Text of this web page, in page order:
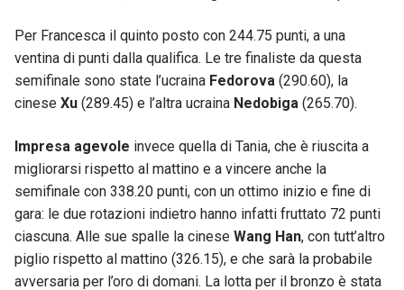
Per Francesca il quinto posto con 244.75 punti, a una
ventina di punti dalla qualifica. Le tre finaliste da questa
semifinale sono state l’ucraina Fedorova (290.60), la
cinese Xu (289.45) e l’altra ucraina Nedobiga (265.70).
Impresa agevole invece quella di Tania, che è riuscita a
migliorarsi rispetto al mattino e a vincere anche la
semifinale con 338.20 punti, con un ottimo inizio e fine di
gara: le due rotazioni indietro hanno infatti fruttato 72 punti
ciascuna. Alle sue spalle la cinese Wang Han, con tutt’altro
piglio rispetto al mattino (326.15), e che sarà la probabile
avversaria per l’oro di domani. La lotta per il bronzo è stata